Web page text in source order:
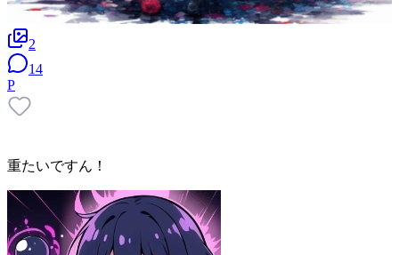
2
14
P
重たいですん！